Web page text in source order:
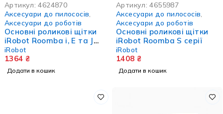
Артикул:4624870
Аксесуари до пилососів
Аксесуари до роботів
Основні роликові щітки
iRobot Roomba i, E та J
серії
iRobot
1364 ₴
Додати в кошик
Артикул:4655987
Аксесуари до пилососів
Аксесуари до роботів
Основні роликові щітки
iRobot Roomba S серії
iRobot
1408 ₴
Додати в кошик